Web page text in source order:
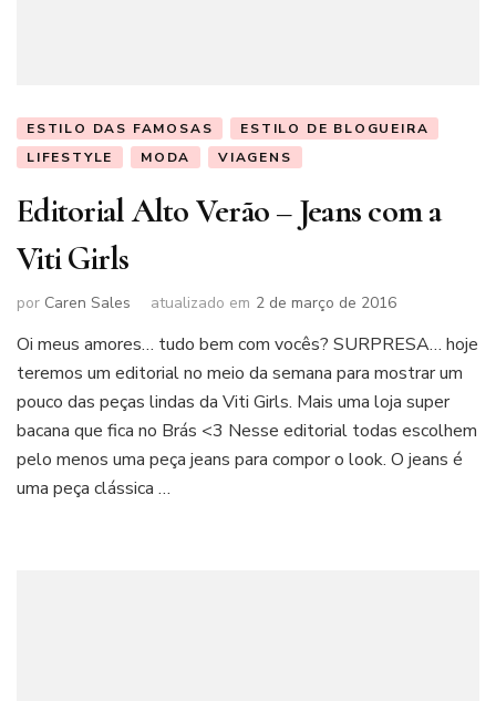
ESTILO DAS FAMOSAS
ESTILO DE BLOGUEIRA
LIFESTYLE
MODA VIAGENS
Editorial Alto Verão – Jeans com a
Viti Girls
por Caren Sales atualizado em 2 de março de 2016
Oi meus amores… tudo bem com vocês? SURPRESA… hoje
teremos um editorial no meio da semana para mostrar um
pouco das peças lindas da Viti Girls. Mais uma loja super
bacana que fica no Brás <3 Nesse editorial todas escolhem
pelo menos uma peça jeans para compor o look. O jeans é
uma peça clássica …